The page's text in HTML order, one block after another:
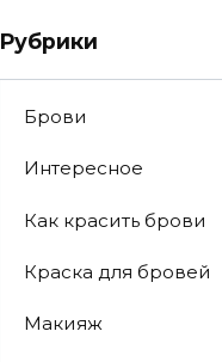
Рубрики
Брови
Интересное
Как красить брови
Краска для бровей
Макияж